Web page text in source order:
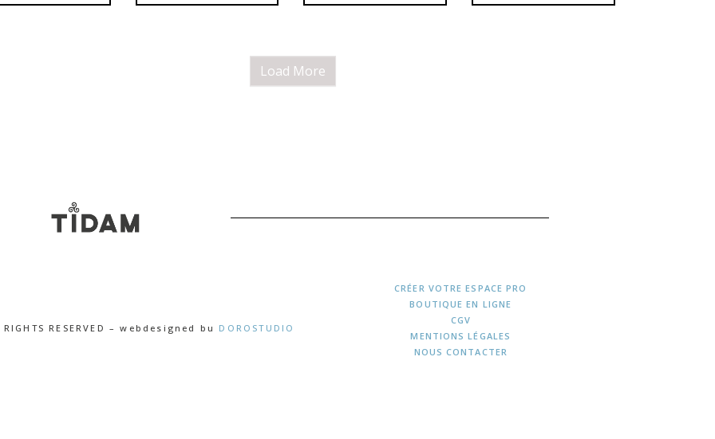
Load More
RESERVED – webdesigned bu DOROSTUDIO
CRÉER VOTRE ESPACE PRO
BOUTIQUE EN LIGNE
CGV
MENTIONS LÉGALES
NOUS CONTACTER